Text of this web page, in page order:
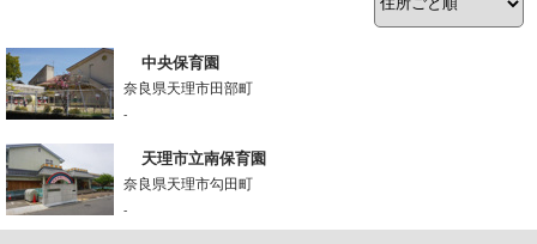
中央保育園
奈良県天理市田部町
-
天理市立南保育園
奈良県天理市勾田町
-